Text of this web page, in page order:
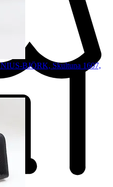
BJÖRK, Skultuna 1607,